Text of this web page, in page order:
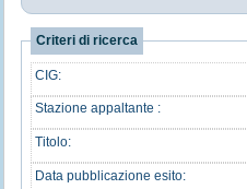
Criteri di ricerca
CIG:
Stazione appaltante :
Titolo:
Data pubblicazione esito: